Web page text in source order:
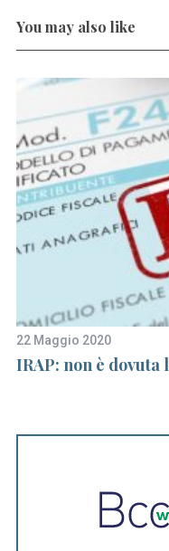
You may also like
22 Maggio 2020
IRAP: non è
S
e
a
f